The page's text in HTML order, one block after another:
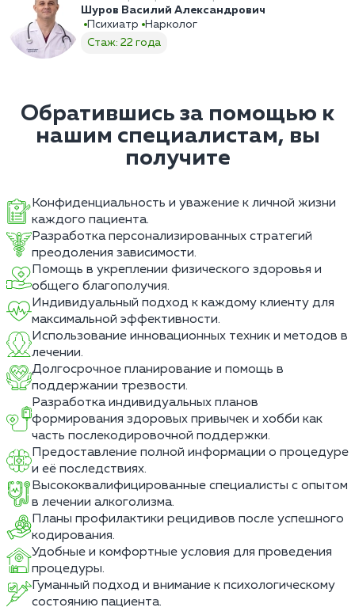
Шуров Василий Александрович
Психиатр
Нарколог
Стаж: 22 года
Обратившись за помощью к
нашим специалистам, вы
получите
Конфиденциальность и уважение к личной жизни
каждого пациента.
Разработка персонализированных стратегий
преодоления зависимости.
Помощь в укреплении физического здоровья и
общего благополучия.
Индивидуальный подход к каждому клиенту для
максимальной эффективности.
Использование инновационных техник и методов в
лечении.
Долгосрочное планирование и помощь в
поддержании трезвости.
Разработка индивидуальных планов
формирования здоровых привычек и хобби как
часть послекодировочной поддержки.
Предоставление полной информации о процедуре
и её последствиях.
Высококвалифицированные специалисты с опытом
в лечении алкоголизма.
Планы профилактики рецидивов после успешного
кодирования.
Удобные и комфортные условия для проведения
процедуры.
Гуманный подход и внимание к психологическому
состоянию пациента.